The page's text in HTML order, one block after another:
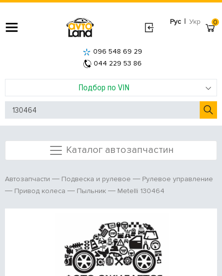
Рус | Укр
Подбор по VIN
096 548 69 29
044 229 53 86
0
Каталог автозапчастин
Автозапчасти Подвеска и рулевое
Рулевое управление
Привод колеса
Пыльник Metelli 130464